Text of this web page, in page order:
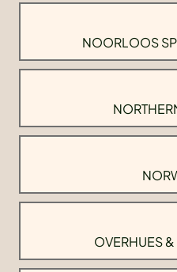
NOORLOOS
OVERHUES